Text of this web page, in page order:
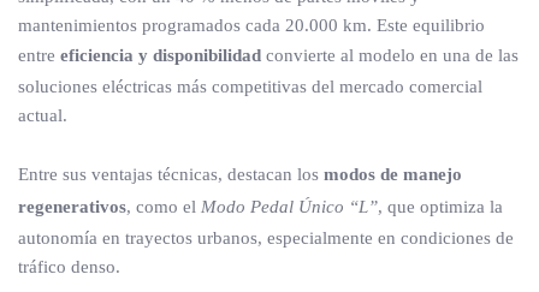
mantenimientos programados cada 20.000 km. Este equilibrio
entre eficiencia y disponibilidad convierte al modelo en una de las
soluciones eléctricas más competitivas del mercado comercial
actual.
Entre sus ventajas técnicas, destacan los modos de manejo
regenerativos, como el Modo Pedal Único “L”, que optimiza la
autonomía en trayectos urbanos, especialmente en condiciones de
tráfico denso.